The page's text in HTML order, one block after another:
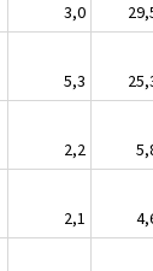
3,0
5,3
2,2
2,1